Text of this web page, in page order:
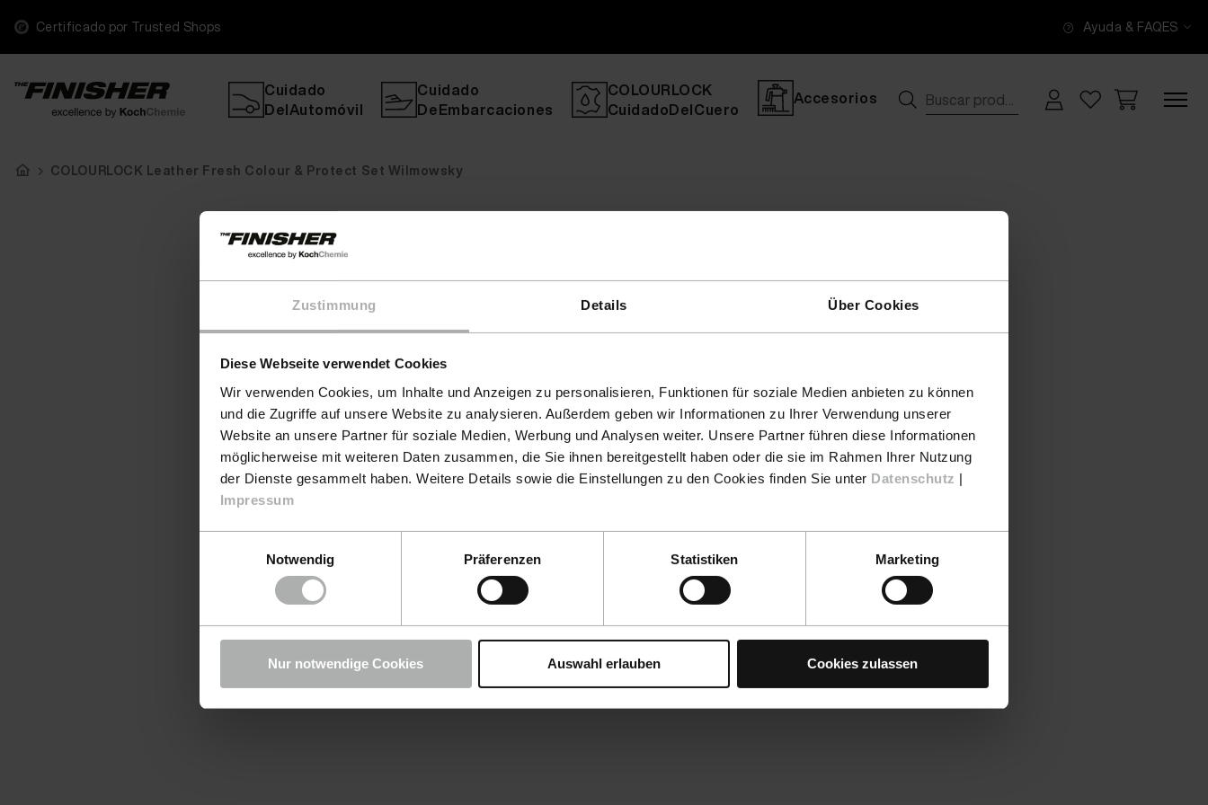
Zustimmung Details Über Cookies
Diese Webseite verwendet Cookies
Wir verwenden Cookies, um Inhalte und Anzeigen zu personalisieren, Funktionen für soziale Medien anbieten zu können
und die Zugriffe auf unsere Website zu analysieren. Außerdem geben wir Informationen zu Ihrer Verwendung unserer
Website an unsere Partner für soziale Medien, Werbung und Analysen weiter. Unsere Partner führen diese Informationen
möglicherweise mit weiteren Daten zusammen, die Sie ihnen bereitgestellt haben oder die sie im Rahmen Ihrer Nutzung
der Dienste gesammelt haben. Weitere Details sowie die Einstellungen zu den Cookies finden Sie unter Datenschutz |
Impressum
Notwendig
Präferenzen Statistiken Marketing
Nur notwendige Cookies Auswahl erlauben Cookies zulassen
Certificado por Trusted Shops Ayuda & FAQES
Cuidado
DelAutomóvil
Cuidado
DeEmbarcaciones
COLOURLOCK
CuidadoDelCuero
Accesorios
COLOURLOCK Leather Fresh Colour & Protect Set Wilmowsky